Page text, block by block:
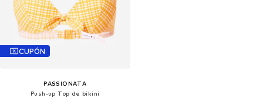
CUPÓN
PASSIONATA
Push-up Top de bikini